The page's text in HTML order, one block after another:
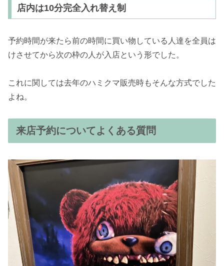
店内は10分完全入れ替え制
予約時間が来たら前の時間に買い物している人達を全員は
けさせてから次の枠の人が入店という形でした。
これに関しては去年のハミクマ販売時もそんな方式でした
よね。
来店予約についてよくある質問